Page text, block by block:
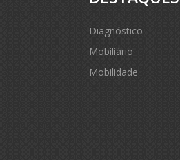
Diagnóstico
Mobiliário
Mobilidade